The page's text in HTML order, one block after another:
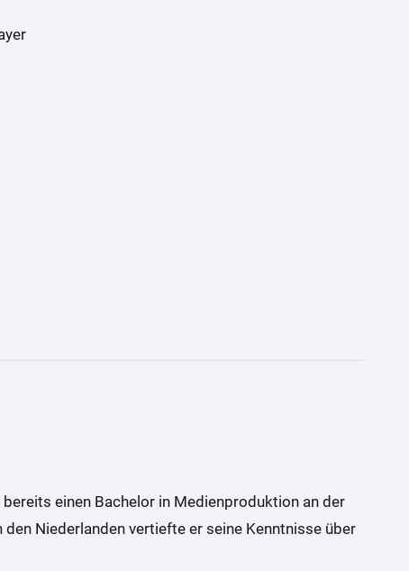
einen Bachelor in Medienproduktion an der
Niederlanden vertiefte er seine Kenntnisse über